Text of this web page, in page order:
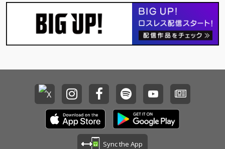
ルバムのアートワーク
には、『ミュージッ
ク・ファッション・フ
ィルム』を象徴するジ
ョン・ケール、マー
の３人が登場。３人の
ーxcxの存在を確かに
感じさせるヴィヴィッ
ドなモノクロームのポ
ートレートにも注目！
ルバムのアートワーク
には、『ミュージッ
ク・ファッション・フ
ィルム』を象徴するジ
ョン・ケール、マー
の３人が登場。３人の
ーxcxの存在を確かに
感じさせるヴィヴィッ
ドなモノクロームのポ
ートレートにも注目！
Sync the App